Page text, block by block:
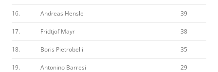
16. Andreas Hensle 39
17. Fridtjof Mayr 38
18. Boris Pietrobelli 35
19. Antonino Barresi 29